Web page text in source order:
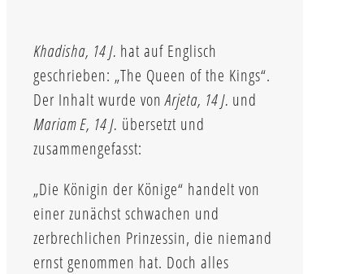
Khadisha, 14 J. hat auf Englisch
geschrieben: „The Queen of the Kings“.
Der Inhalt wurde vonArjeta, 14 J. und
Mariam E, 14 J. übersetzt und
zusammengefasst:
„Die Königin der Könige“ handelt von
einer zunächst schwachen und
zerbrechlichen Prinzessin, die niemand
ernst genommen hat. Doch alles